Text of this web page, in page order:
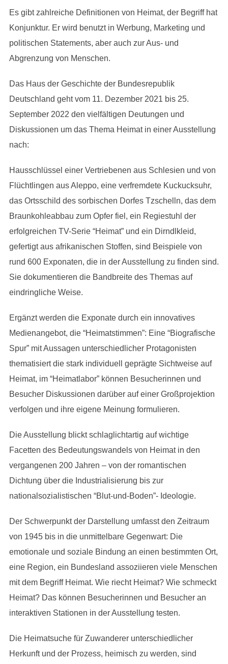
Es gibt zahlreiche Definitionen von Heimat, der Begriff hat
Konjunktur. Er wird benutzt in Werbung, Marketing und
politischen Statements, aber auch zur Aus- und
Abgrenzung von Menschen.
Das Haus der Geschichte der Bundesrepublik
Deutschland geht vom 11. Dezember 2021 bis 25.
September 2022 den vielfältigen Deutungen und
Diskussionen um das Thema Heimat in einer Ausstellung
nach:
Hausschlüssel einer Vertriebenen aus Schlesien und von
Flüchtlingen aus Aleppo, eine verfremdete Kuckucksuhr,
das Ortsschild des sorbischen Dorfes Tzschelln, das dem
Braunkohleabbau zum Opfer fiel, ein Regiestuhl der
erfolgreichen TV-Serie “Heimat” und ein Dirndlkleid,
gefertigt aus afrikanischen Stoffen, sind Beispiele von
rund 600 Exponaten, die in der Ausstellung zu finden sind.
Sie dokumentieren die Bandbreite des Themas auf
eindringliche Weise.
Ergänzt werden die Exponate durch ein innovatives
Medienangebot, die “Heimatstimmen”: Eine “Biografische
Spur” mit Aussagen unterschiedlicher Protagonisten
thematisiert die stark individuell geprägte Sichtweise auf
Heimat, im “Heimatlabor” können Besucherinnen und
Besucher Diskussionen darüber auf einer Großprojektion
verfolgen und ihre eigene Meinung formulieren.
Die Ausstellung blickt schlaglichtartig auf wichtige
Facetten des Bedeutungswandels von Heimat in den
vergangenen 200 Jahren – von der romantischen
Dichtung über die Industrialisierung bis zur
nationalsozialistischen “Blut-und-Boden”- Ideologie.
Der Schwerpunkt der Darstellung umfasst den Zeitraum
von 1945 bis in die unmittelbare Gegenwart: Die
emotionale und soziale Bindung an einen bestimmten Ort,
eine Region, ein Bundesland assoziieren viele Menschen
mit dem Begriff Heimat. Wie riecht Heimat? Wie schmeckt
Heimat? Das können Besucherinnen und Besucher an
interaktiven Stationen in der Ausstellung testen.
Die Heimatsuche für Zuwanderer unterschiedlicher
Herkunft und der Prozess, heimisch zu werden, sind